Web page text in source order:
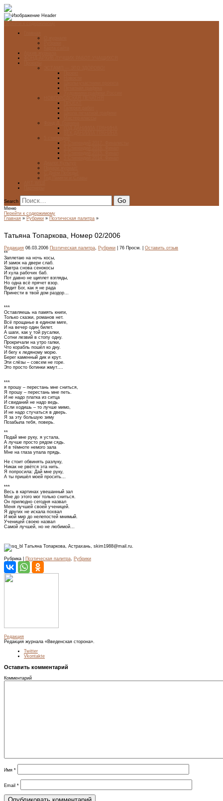
Search
Меню
Перейти к содержимому
Главная » Рубрики » Поэтическая палитра »
Татьяна Топаркова, Номер 02/2006
Редакция 06.03.2006 Поэтическая палитра, Рубрики | 76 Просм. | Оставить отзыв
**
Заплетаю на ночь косы,
И замок на двери слаб.
Завтра снова сенокосы
И хула рабочих баб.
Пот давно не щиплет взгляды,
Но одна всё прячет взор.
Видит Бог, как я не рада
Принести в твой дом раздор…
***
Оставляешь на память книги,
Только сказки, романов нет.
Всё прощанье в едином миге,
И на вечер один билет.
А шаги, как у той русалки,
Сотни лезвий в стопу одну.
Прокричали на утро галки,
Что корабль пошёл ко дну.
И бегу к ледяному морю.
Берег каменный дик и крут.
Эти слёзы – совсем не горе.
Это просто ботинки жмут….
***
я прошу – перестань мне сниться,
Я прошу – перестань мне петь.
И не надо платка из ситца
И свиданий не надо ведь.
Если ходишь – то лучше мимо,
И не надо стучаться в дверь.
Я за эту большую зиму
Позабыла тебя, поверь.
**
Подай мне руку, я устала,
А лучше просто рядом сядь.
И в тёмноте немого зала
Мне на глаза упала прядь.
Не стоит обвинять разлуку,
Никак не рвётся эта нить.
Я попросила: Дай мне руку,
А ты пришёл моей просить…
***
Весь в картинах увешанный зал
Мне до этого мог только сниться.
Он прилюдно сегодня назвал
Меня лучшей своей ученицей.
Я других не искала похвал
И мой мир до нелепостей мнимый.
Ученицей своею назвал
Самой лучшей, но не любимой…
Татьяна Топаркова, Астрахань, skim1988@mail.ru.
Рубрика | Поэтическая палитра, Рубрики
Редакция
Редакция журнала «Введенская сторона».
Twitter
Vkontakte
Оставить комментарий
Комментарий
Имя *
Email *